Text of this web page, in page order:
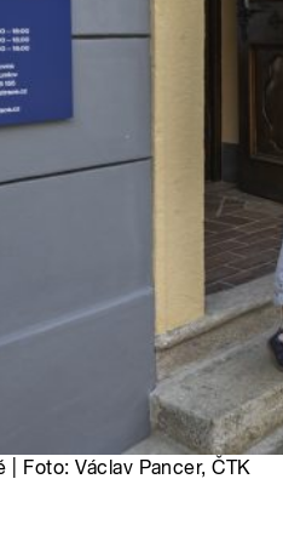
Foto: Václav Pancer, ČTK